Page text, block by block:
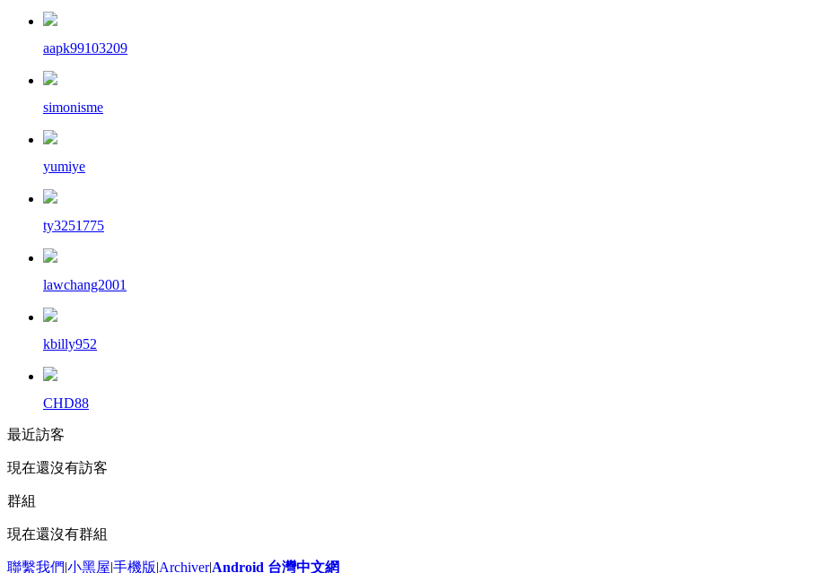
aapk99103209
simonisme
yumiye
ty3251775
lawchang2001
kbilly952
CHD88
最近訪客
現在還沒有訪客
群組
現在還沒有群組
聯繫我們|小黑屋|手機版|Archiver|Android 台灣中文網